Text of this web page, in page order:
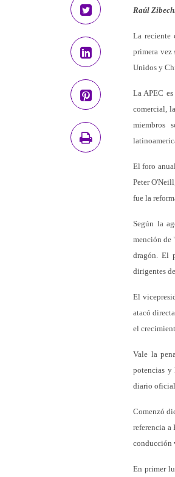
Raúl
La reciente
primera vez
Unidos y
La APEC
comercial,
miembros
El foro
Peter
fue la
Según la
mención de
dragón. El
dirigentes
El
atacó
el
Vale la
potencias y
diario
Comenzó
referencia a
conducción
En primer